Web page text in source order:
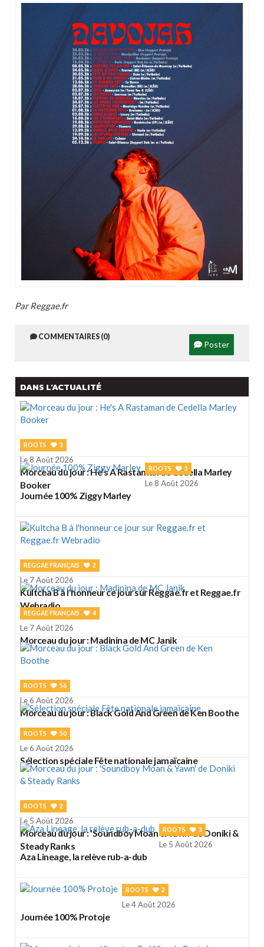
Par Reggae.fr
COMMENTAIRES (0)
Poster
DANS L'ACTUALITÉ
ROOTS 3
Le 8 Août 2026
Morceau du jour : He's A Rastaman de Cedella Marley
Booker
ROOTS 3
Le 8 Août 2026
Journée 100% Ziggy Marley
REGGAE FRANÇAIS 2
Le 7 Août 2026
Kultcha B à l'honneur ce jour sur Reggae.fr et Reggae.fr
Webradio
REGGAE FRANÇAIS 4
Le 7 Août 2026
Morceau du jour : Madinina de MC Janik
ROOTS 56
Le 6 Août 2026
Morceau du jour : Black Gold And Green de Ken Boothe
ROOTS 50
Le 6 Août 2026
Sélection spéciale Fête nationale jamaïcaine
ROOTS 2
Le 5 Août 2026
Morceau du jour : 'Soundboy Moan & Yawn' de Doniki &
Steady Ranks
ROOTS 3
Le 5 Août 2026
Aza Lineage, la relève rub-a-dub
ROOTS 2
Le 4 Août 2026
Journée 100% Protoje